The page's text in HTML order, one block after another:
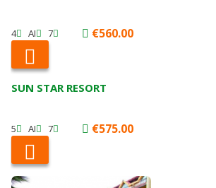
4 AI 7 €560.00
SUN STAR RESORT
5 AI 7 €575.00